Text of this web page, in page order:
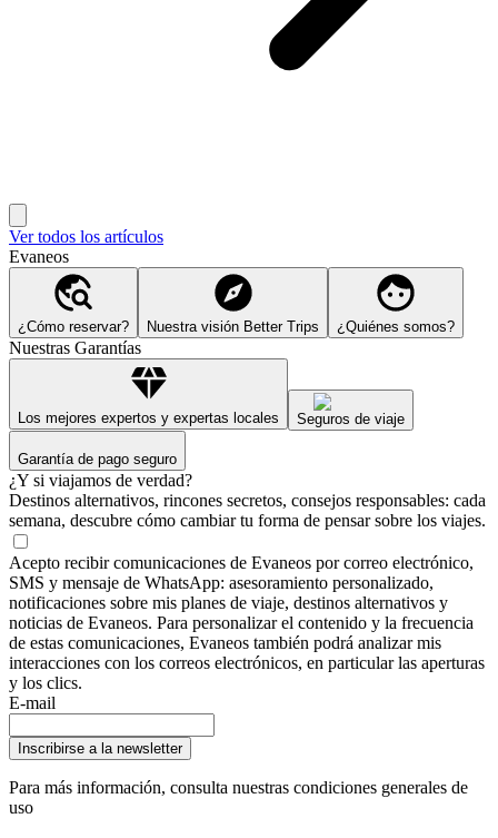
Ver todos los artículos
Evaneos
¿Cómo reservar? Nuestra visión Better Trips ¿Quiénes somos?
Nuestras Garantías
Los mejores expertos y expertas locales Seguros de viaje
Garantía de pago seguro
¿Y si viajamos de verdad?
Destinos alternativos, rincones secretos, consejos responsables: cada
semana, descubre cómo cambiar tu forma de pensar sobre los viajes.
Acepto recibir comunicaciones de Evaneos por correo electrónico,
SMS y mensaje de WhatsApp: asesoramiento personalizado,
notificaciones sobre mis planes de viaje, destinos alternativos y
noticias de Evaneos. Para personalizar el contenido y la frecuencia
de estas comunicaciones, Evaneos también podrá analizar mis
interacciones con los correos electrónicos, en particular las aperturas
y los clics.
E-mail
Inscribirse a la newsletter
Para más información, consulta nuestras condiciones generales de
uso